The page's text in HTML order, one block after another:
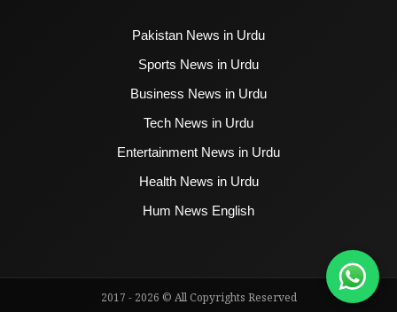
Pakistan News in Urdu
Sports News in Urdu
Business News in Urdu
Tech News in Urdu
Entertainment News in Urdu
Health News in Urdu
Hum News English
2017 - 2026 © All Copyrights Reserved